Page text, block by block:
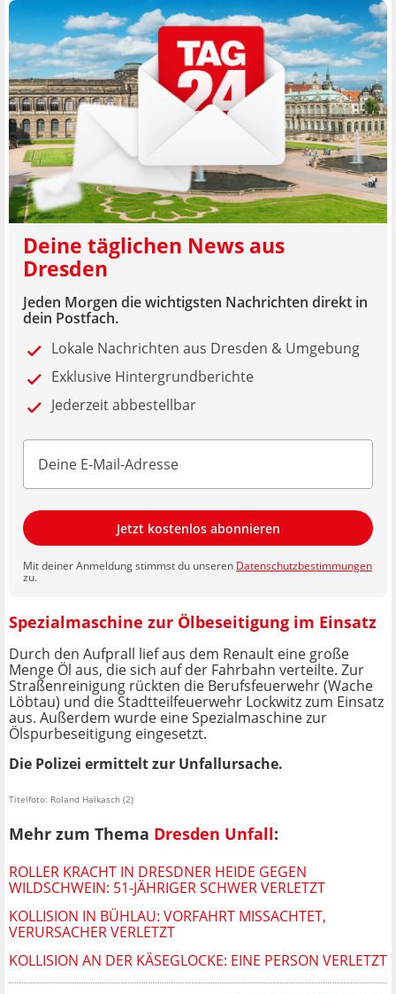
Deine täglichen News aus
Dresden
Jeden Morgen die wichtigsten Nachrichten direkt in
dein Postfach.
Lokale Nachrichten aus Dresden & Umgebung
Exklusive Hintergrundberichte
Jederzeit abbestellbar
Jetzt kostenlos abonnieren
Mit deiner Anmeldung stimmst du unseren Datenschutzbestimmungen
zu.
Spezialmaschine zur Ölbeseitigung im Einsatz
Durch den Aufprall lief aus dem Renault eine große
Menge Öl aus, die sich auf der Fahrbahn verteilte. Zur
Straßenreinigung rückten die Berufsfeuerwehr (Wache
Löbtau) und die Stadtteilfeuerwehr Lockwitz zum Einsatz
aus. Außerdem wurde eine Spezialmaschine zur
Ölspurbeseitigung eingesetzt.
Die Polizei ermittelt zur Unfallursache.
Titelfoto: Roland Halkasch (2)
Mehr zum Thema Dresden Unfall:
ROLLER KRACHT IN DRESDNER HEIDE GEGEN
WILDSCHWEIN: 51-JÄHRIGER SCHWER VERLETZT
KOLLISION IN BÜHLAU: VORFAHRT MISSACHTET,
VERURSACHER VERLETZT
KOLLISION AN DER KÄSEGLOCKE: EINE PERSON VERLETZT